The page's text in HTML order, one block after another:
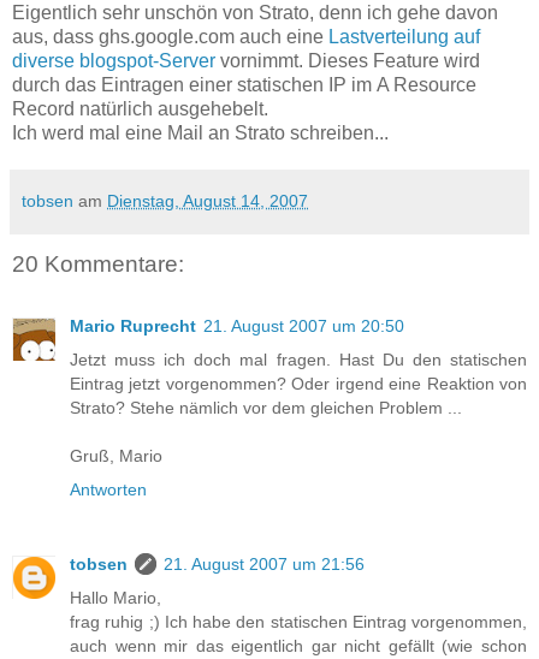
Eigentlich sehr unschön von Strato, denn ich gehe davon
aus, dass ghs.google.com auch eine Lastverteilung auf
diverse blogspot-Server vornimmt. Dieses Feature wird
durch das Eintragen einer statischen IP im A Resource
Record natürlich ausgehebelt.
Ich werd mal eine Mail an Strato schreiben...
tobsen am Dienstag, August 14, 2007
20 Kommentare:
Mario Ruprecht 21. August 2007 um 20:50
Jetzt muss ich doch mal fragen. Hast Du den statischen
Eintrag jetzt vorgenommen? Oder irgend eine Reaktion von
Strato? Stehe nämlich vor dem gleichen Problem ...
Gruß, Mario
Antworten
tobsen
21. August 2007 um 21:56
Hallo Mario,
frag ruhig ;) Ich habe den statischen Eintrag vorgenommen,
auch wenn mir das eigentlich gar nicht gefällt (wie schon